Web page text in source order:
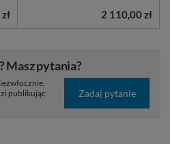
2 110,00 zł
Masz pytania?
publikując
Zadaj pytanie